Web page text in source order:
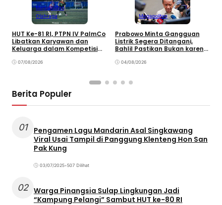
Megapolitan
Olahraga
HUT Ke-81 RI, PTPN IV PalmCo
Libatkan Karyawan dan
Keluarga dalam Kompetisi
07/08/2026
Megapolitan
Prabowo Minta Gangguan
Listrik Segera Ditangani,
Bahlil Pastikan Bukan karena
04/08/2026
Berita Populer
01
Pengamen Lagu Mandarin Asal Singkawang
Viral Usai Tampil di Panggung Klenteng Hon San
Pak Kung
03/07/2025•507 Dilihat
02 Warga Pinangsia Sulap Lingkungan Jadi
“Kampung Pelangi” Sambut HUT ke-80 RI